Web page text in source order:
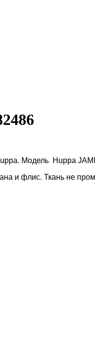
. Модель Huppa
и флис. Ткань не